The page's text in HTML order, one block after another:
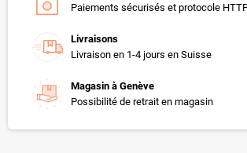
Paiements sécurisés et protocole
Livraisons
Livraison en 1-4 jours en Suisse
Magasin à Genève
Possibilité de retrait en magasin